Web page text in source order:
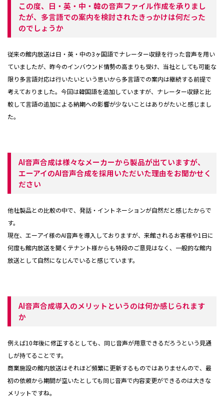
この度、日・英・中・韓の音声ファイル作成を承りまし
たが、多言語での案内を検討されたきっかけは何だった
のでしょうか
従来の館内放送は日・英・中の3ヶ国語でナレーター収録を行った音声を用い
ていましたが、昨今のインバウンド情勢の高まりも受け、当社としても可能な
限り多言語対応は行いたいという思いから多言語での案内は継続する前提で
考えておりました。今回は韓国語を追加していますが、ナレーター収録と比
較して言語の追加による納期への影響が少ないことはありがたいと感じまし
た。
AI音声合成は様々なメーカーから製品が出ていますが、
エーアイのAI音声合成を採用いただいた理由をお聞かせく
ださい
他社製品との比較の中で、発話・イントネーションが自然だと感じたからで
す。
現在、エーアイ様のAI音声を導入しておりますが、来館されるお客様や1日に
何度も館内放送を聞くテナント様からも特段のご意見はなく、一般的な館内
放送として自然になじんでいると感じています。
AI音声合成導入のメリットというのは何か感じられます
か
例えば10年後に修正するとしても、同じ音声が用意できるだろうという見通
しが持てることです。
商業施設の館内放送はそれほど頻繁に更新するものではありませんので、最
初の依頼から期間が空いたとしても同じ音声で内容変更ができるのは大きな
メリットですね。